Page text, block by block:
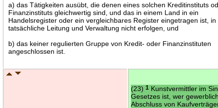
a) das Tätigkeiten ausübt, die denen eines solchen Kreditinstituts
Finanzinstituts gleichwertig sind, und das in einem Land in ein
Handelsregister oder ein vergleichbares Register eingetragen ist,
tatsächliche Leitung und Verwaltung nicht erfolgen, und
b) das keiner regulierten Gruppe von Kredit- oder Finanzinstituten
angeschlossen ist.
(23)1 Kunstvermittler im
Gesetzes ist, wer
Abschluss von